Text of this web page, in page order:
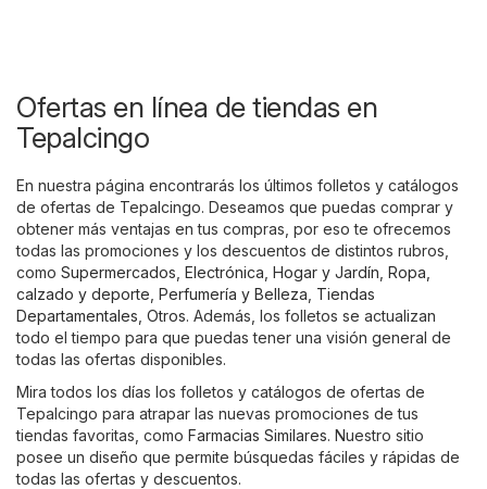
Ofertas en línea de tiendas en
Tepalcingo
En nuestra página encontrarás los últimos folletos y catálogos
de ofertas de Tepalcingo. Deseamos que puedas comprar y
obtener más ventajas en tus compras, por eso te ofrecemos
todas las promociones y los descuentos de distintos rubros,
como Supermercados Electrónica Hogar y Jardín Ropa,
calzado y deporte Perfumería y Belleza Tiendas
Departamentales Otros. Además, los folletos se actualizan
todo el tiempo para que puedas tener una visión general de
todas las ofertas disponibles.
Mira todos los días los folletos y catálogos de ofertas de
Tepalcingo para atrapar las nuevas promociones de tus
tiendas favoritas, como Farmacias Similares. Nuestro sitio
posee un diseño que permite búsquedas fáciles y rápidas de
todas las ofertas y descuentos.